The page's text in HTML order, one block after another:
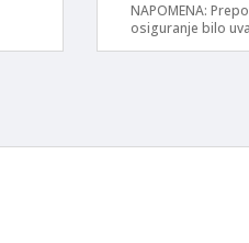
NAPOMENA:
osiguranje bilo